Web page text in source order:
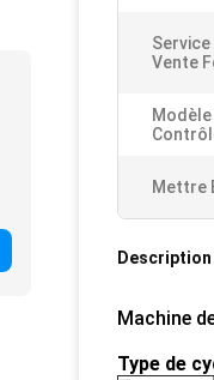
Vente
Modèle
Mettre
Machine
Type de